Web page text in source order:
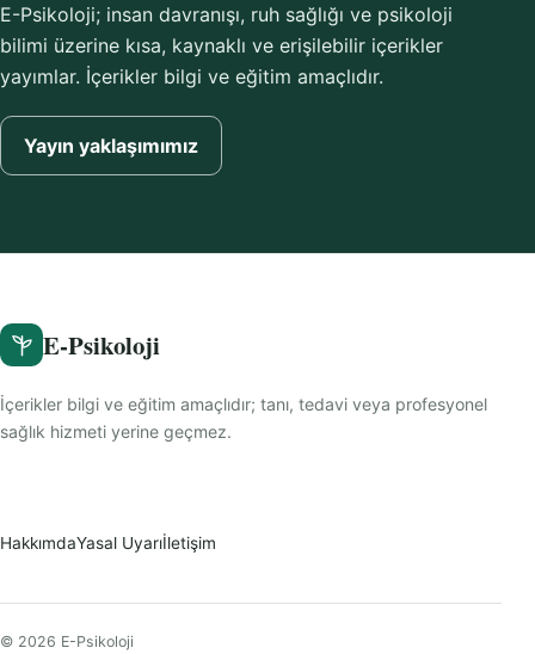
E-Psikoloji; insan davranışı, ruh sağlığı ve psikoloji
bilimi üzerine kısa, kaynaklı ve erişilebilir içerikler
yayımlar. İçerikler bilgi ve eğitim amaçlıdır.
Yayın yaklaşımımız
E-Psikoloji
İçerikler bilgi ve eğitim amaçlıdır; tanı, tedavi veya profesyonel
sağlık hizmeti yerine geçmez.
HakkımdaYasal Uyarıİletişim
© 2026 E-Psikoloji